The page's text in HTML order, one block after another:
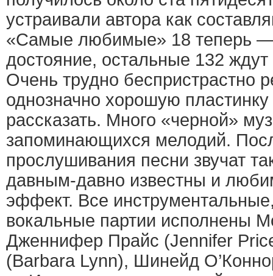
устраивали автора как
«Самые любимые» 18 теперь
достояние, остальные 132 ждут
Очень трудно беспристрастно
однозначно хорошую
рассказать. Много «черной»
запоминающихся мелодий.
прослушивания песни звучат
давным-давно известны и
эффект. Все
вокальные партии исполнены
Дженнифер Прайс (Jennifer
(Barbara Lynn), Шинейд